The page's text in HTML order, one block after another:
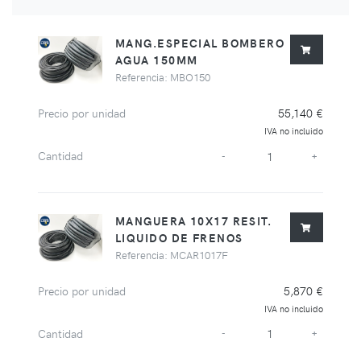
MANG.ESPECIAL BOMBERO
AGUA 150MM
Referencia: MBO150
Precio por unidad 55,140 €
IVA no incluido
Cantidad - +
MANGUERA 10X17 RESIT.
LIQUIDO DE FRENOS
Referencia: MCAR1017F
Precio por unidad 5,870 €
IVA no incluido
Cantidad - +